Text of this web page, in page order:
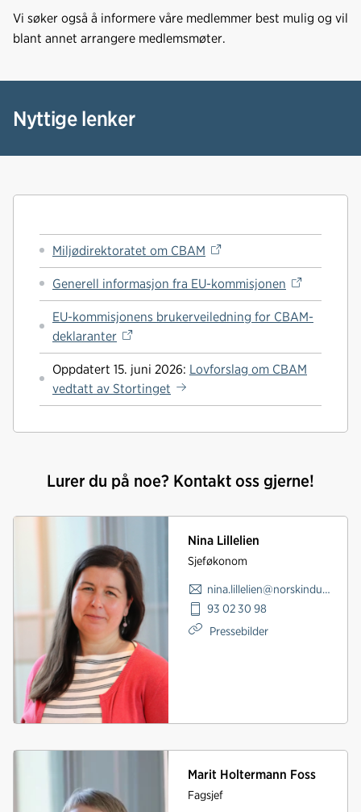
Vi søker også å informere våre medlemmer best mulig og vil
blant annet arrangere medlemsmøter.
Nyttige lenker
Miljødirektoratet om CBAM
Generell informasjon fra EU-kommisjonen
EU-kommisjonens brukerveiledning for CBAM-
deklaranter
Oppdatert 15. juni 2026: Lovforslag om CBAM
vedtatt av Stortinget
Lurer du på noe? Kontakt oss gjerne!
Nina Lillelien
Sjeføkonom
nina.lillelien@norskindustri.no
93 02 30 98
Pressebilder
Marit Holtermann Foss
Fagsjef